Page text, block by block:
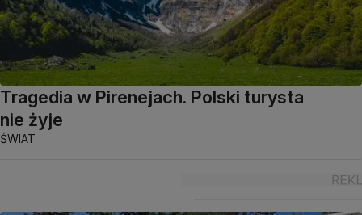
Tragedia w Pirenejach. Polski turysta
nie żyje
ŚWIAT